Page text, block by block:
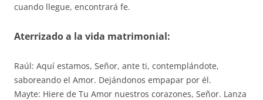
cuando llegue, encontrará fe.
Aterrizado a la vida matrimonial:
Raúl: Aquí estamos, Señor, ante ti, contemplándote,
saboreando el Amor. Dejándonos empapar por él.
Mayte: Hiere de Tu Amor nuestros corazones, Señor. Lanza